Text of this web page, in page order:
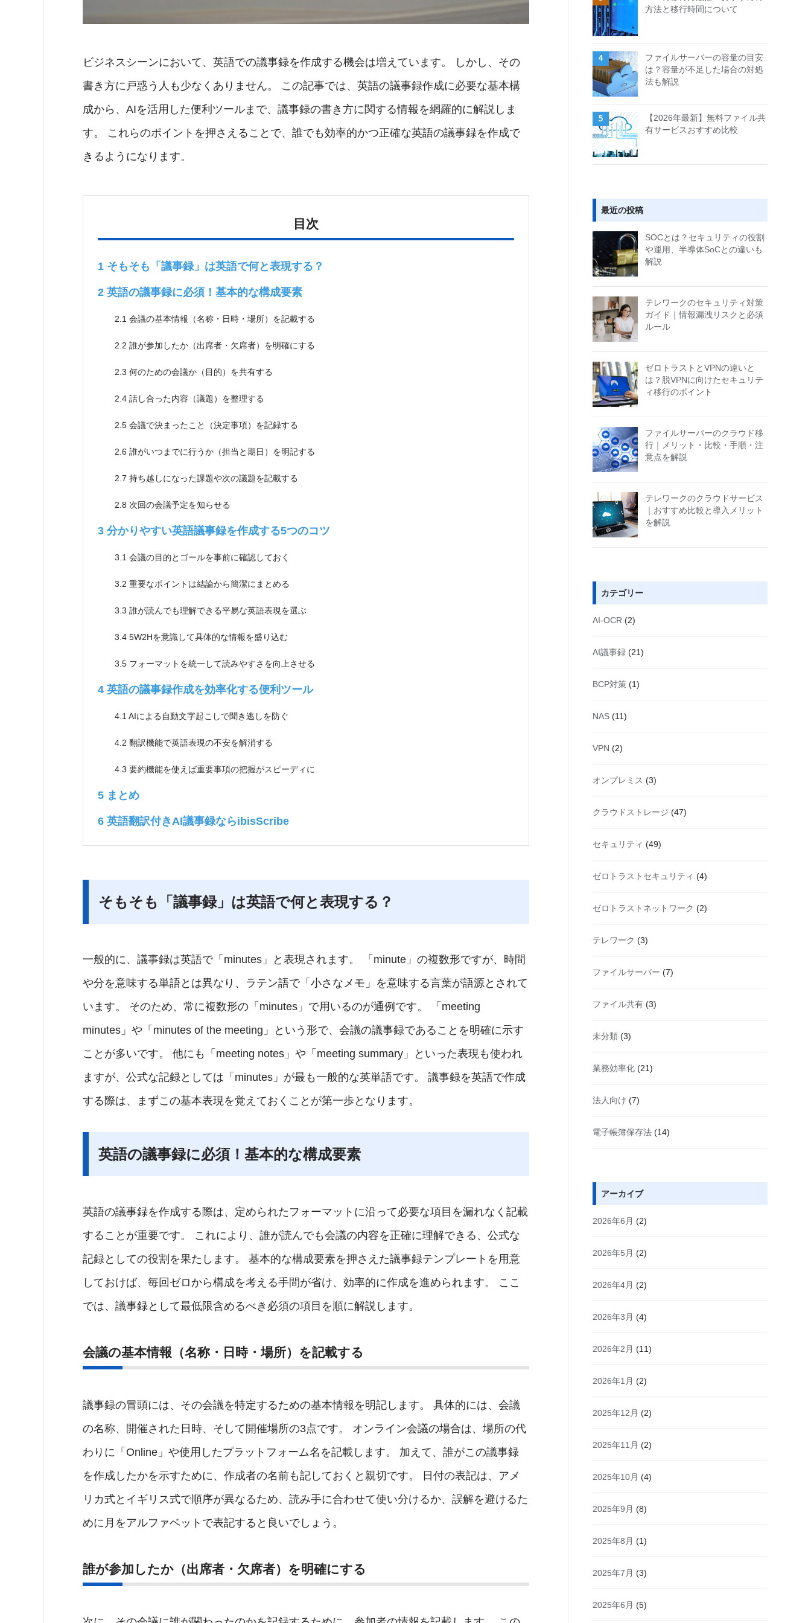
ビジネスシーンにおいて、英語での議事録を作成する機会は増えています。 しかし、その
書き方に戸惑う人も少なくありません。 この記事では、英語の議事録作成に必要な基本構
成から、AIを活用した便利ツールまで、議事録の書き方に関する情報を網羅的に解説しま
す。 これらのポイントを押さえることで、誰でも効率的かつ正確な英語の議事録を作成で
きるようになります。
目次
1 そもそも「議事録」は英語で何と表現する？
2 英語の議事録に必須！基本的な構成要素
2.1 会議の基本情報（名称・日時・場所）を記載する
2.2 誰が参加したか（出席者・欠席者）を明確にする
2.3 何のための会議か（目的）を共有する
2.4 話し合った内容（議題）を整理する
2.5 会議で決まったこと（決定事項）を記録する
2.6 誰がいつまでに行うか（担当と期日）を明記する
2.7 持ち越しになった課題や次の議題を記載する
2.8 次回の会議予定を知らせる
3 分かりやすい英語議事録を作成する5つのコツ
3.1 会議の目的とゴールを事前に確認しておく
3.2 重要なポイントは結論から簡潔にまとめる
3.3 誰が読んでも理解できる平易な英語表現を選ぶ
3.4 5W2Hを意識して具体的な情報を盛り込む
3.5 フォーマットを統一して読みやすさを向上させる
4 英語の議事録作成を効率化する便利ツール
4.1 AIによる自動文字起こしで聞き逃しを防ぐ
4.2 翻訳機能で英語表現の不安を解消する
4.3 要約機能を使えば重要事項の把握がスピーディに
5 まとめ
6 英語翻訳付きAI議事録ならibisScribe
そもそも「議事録」は英語で何と表現する？
一般的に、議事録は英語で「minutes」と表現されます。 「minute」の複数形ですが、時間
や分を意味する単語とは異なり、ラテン語で「小さなメモ」を意味する言葉が語源とされて
います。 そのため、常に複数形の「minutes」で用いるのが通例です。 「meeting
minutes」や「minutes of the meeting」という形で、会議の議事録であることを明確に示す
ことが多いです。 他にも「meeting notes」や「meeting summary」といった表現も使われ
ますが、公式な記録としては「minutes」が最も一般的な英単語です。 議事録を英語で作成
する際は、まずこの基本表現を覚えておくことが第一歩となります。
英語の議事録に必須！基本的な構成要素
英語の議事録を作成する際は、定められたフォーマットに沿って必要な項目を漏れなく記載
することが重要です。 これにより、誰が読んでも会議の内容を正確に理解できる、公式な
記録としての役割を果たします。 基本的な構成要素を押さえた議事録テンプレートを用意
しておけば、毎回ゼロから構成を考える手間が省け、効率的に作成を進められます。 ここ
では、議事録として最低限含めるべき必須の項目を順に解説します。
会議の基本情報（名称・日時・場所）を記載する
議事録の冒頭には、その会議を特定するための基本情報を明記します。 具体的には、会議
の名称、開催された日時、そして開催場所の3点です。 オンライン会議の場合は、場所の代
わりに「Online」や使用したプラットフォーム名を記載します。 加えて、誰がこの議事録
を作成したかを示すために、作成者の名前も記しておくと親切です。 日付の表記は、アメ
リカ式とイギリス式で順序が異なるため、読み手に合わせて使い分けるか、誤解を避けるた
めに月をアルファベットで表記すると良いでしょう。
誰が参加したか（出席者・欠席者）を明確にする
方法と移行時間について
ファイルサーバーの容量の目安
は？容量が不足した場合の対処
法も解説
【2026年最新】無料ファイル共
有サービスおすすめ比較
最近の投稿
SOCとは？セキュリティの役割
や運用、半導体SoCとの違いも
解説
テレワークのセキュリティ対策
ガイド｜情報漏洩リスクと必須
ルール
ゼロトラストとVPNの違いと
は？脱VPNに向けたセキュリテ
ィ移行のポイント
ファイルサーバーのクラウド移
行｜メリット・比較・手順・注
意点を解説
テレワークのクラウドサービス
｜おすすめ比較と導入メリット
を解説
カテゴリー
AI-OCR (2)
AI議事録 (21)
BCP対策 (1)
NAS (11)
VPN (2)
オンプレミス (3)
クラウドストレージ (47)
セキュリティ (49)
ゼロトラストセキュリティ (4)
ゼロトラストネットワーク (2)
テレワーク (3)
ファイルサーバー (7)
ファイル共有 (3)
未分類 (3)
業務効率化 (21)
法人向け (7)
電子帳簿保存法 (14)
アーカイブ
2026年6月 (2)
2026年5月 (2)
2026年4月 (2)
2026年3月 (4)
2026年2月 (11)
2026年1月 (2)
2025年12月 (2)
2025年11月 (2)
2025年10月 (4)
2025年9月 (8)
2025年8月 (1)
2025年7月 (3)
2025年6月 (5)